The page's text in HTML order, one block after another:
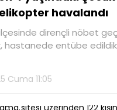
havalandı
ilçesinde dirençli nöbet
hastanede entübe
Cuma 11:05